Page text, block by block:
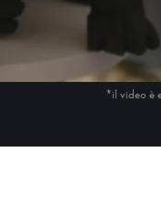
*il video è